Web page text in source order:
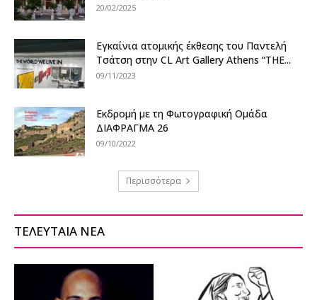
20/02/2025
Εγκαίνια ατομικής έκθεσης του Παντελή
Τσάτση στην CL Art Gallery Athens “THE...
09/11/2023
Εκδρομή με τη Φωτογραφική Ομάδα
ΔΙΑΦΡΑΓΜΑ 26
09/10/2022
Περισσότερα
ΤΕΛΕΥΤΑΙΑ ΝΕΑ